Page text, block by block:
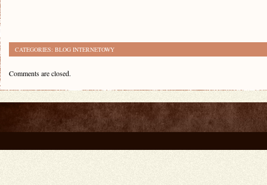
CATEGORIES: BLOG INTERNETOWY
Comments are closed.